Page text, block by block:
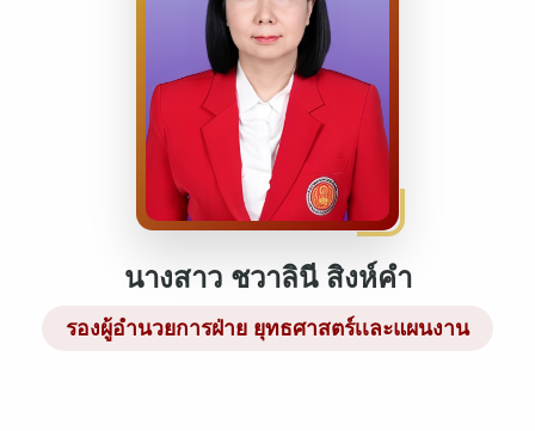
นางสาว ชวาลินี สิงห์คำ
รองผู้อำนวยการฝ่าย ยุทธศาสตร์เเละแผนงาน